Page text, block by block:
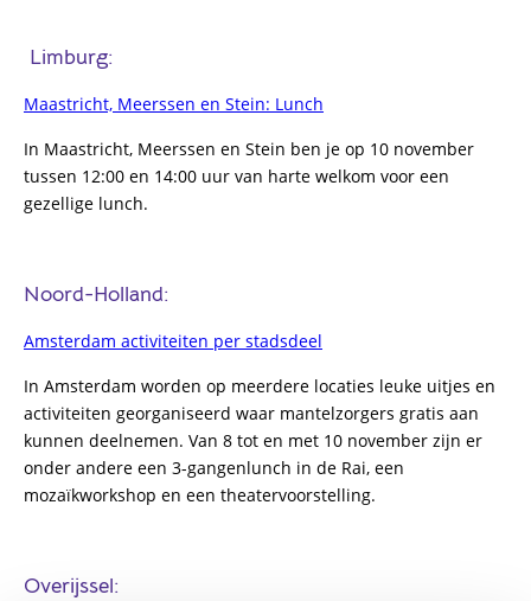
Limburg:
Maastricht, Meerssen en Stein: Lunch
In Maastricht, Meerssen en Stein ben je op 10 november
tussen 12:00 en 14:00 uur van harte welkom voor een
gezellige lunch.
Noord-Holland:
Amsterdam activiteiten per stadsdeel
In Amsterdam worden op meerdere locaties leuke uitjes en
activiteiten georganiseerd waar mantelzorgers gratis aan
kunnen deelnemen. Van 8 tot en met 10 november zijn er
onder andere een 3-gangenlunch in de Rai, een
mozaïkworkshop en een theatervoorstelling.
Overijssel: